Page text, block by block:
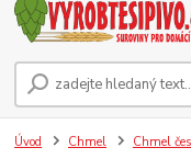
Úvod Chmel Chmel